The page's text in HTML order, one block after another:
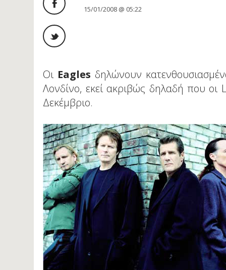
15/01/2008 @ 05:22
Οι Eagles δηλώνουν
Λονδίνο, εκεί ακριβώς δηλαδή που
Δεκέμβριο.